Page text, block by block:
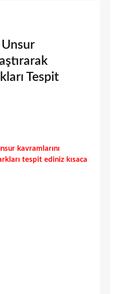
Tespit
kavramlarını
tespit ediniz kısaca